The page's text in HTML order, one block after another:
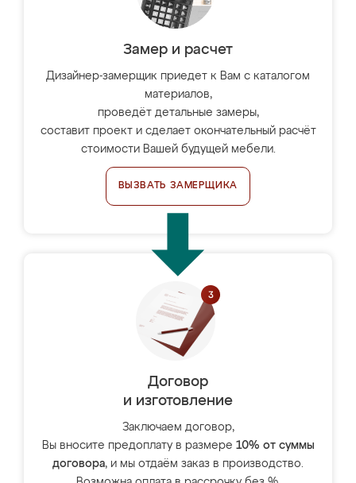
Замер и расчет
Дизайнер-замерщик приедет к Вам с каталогом
материалов,
проведёт детальные замеры,
составит проект и сделает окончательный расчёт
стоимости Вашей будущей мебели.
ВЫЗВАТЬ ЗАМЕРЩИКА
Договор
и изготовление
Заключаем договор,
Вы вносите предоплату в размере 10% от суммы
договора, и мы отдаём заказ в производство.